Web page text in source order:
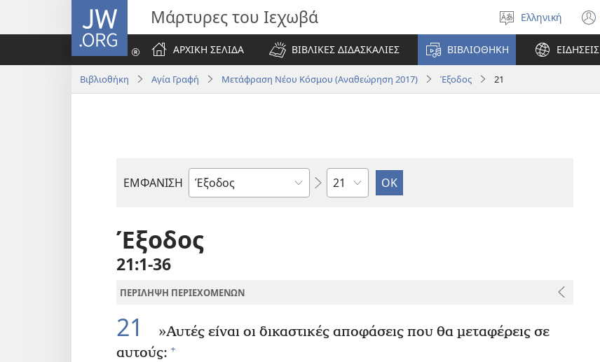
JW.ORG Μάρτυρες του Ιεχωβά
Επιλέξτε
γλώσσα
Ελληνική
ΑΡΧΙΚΗ ΣΕΛΙΔΑ
ΒΙΒΛΙΚΕΣ ΔΙΔΑΣΚΑΛΙΕΣ ΒΙΒΛΙΟΘΗΚΗ ΕΙΔΗΣΕΙΣ
Βιβλιοθήκη Αγία Γραφή Μετάφραση Νέου Κόσμου (Αναθεώρηση 2017) Έξοδος 21
ΕΜΦΑΝΙΣΗ
Βιβλίο
Γραφής
Κεφάλαιο
Έξοδος
21:1-36
ΠΕΡΙΛΗΨΗ ΠΕΡΙΕΧΟΜΕΝΩΝ
21
»Αυτές είναι οι δικαστικές αποφάσεις που θα μεταφέρεις σε
αυτούς: +